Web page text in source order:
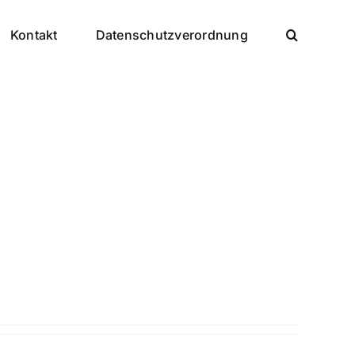
Kontakt Datenschutzverordnung